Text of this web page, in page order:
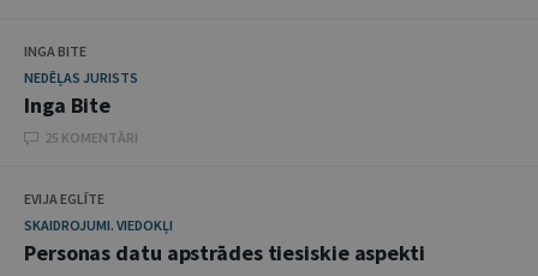
INGA BITE
NEDĒĻAS JURISTS
Inga Bite
25 KOMENTĀRI
EVIJA EGLĪTE
SKAIDROJUMI. VIEDOKĻI
Personas datu apstrādes tiesiskie aspekti